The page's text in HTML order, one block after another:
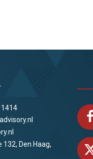
1414
132, Den Haag,